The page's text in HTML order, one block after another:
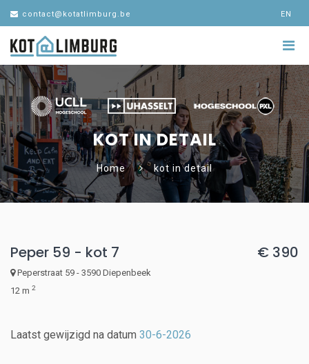
contact@kotatlimburg.be EN
KOT IN DETAIL
Home kot in detail
Peper 59 - kot 7
Peperstraat 59 - 3590 Diepenbeek
12 m 2
€ 390
Laatst gewijzigd na datum 30-6-2026